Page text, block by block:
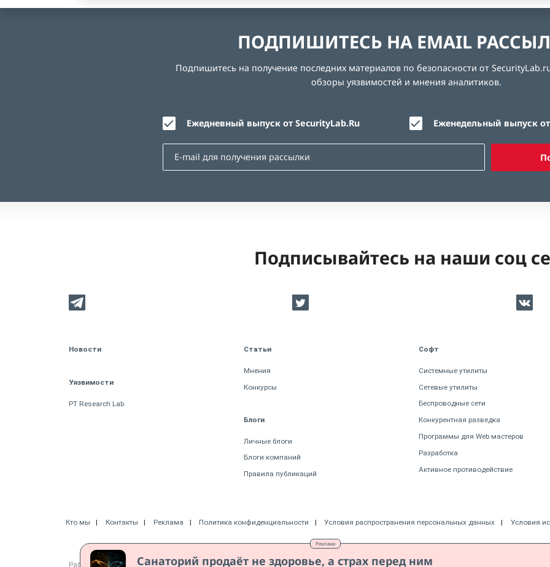
Реклама
Санаторий продаёт не здоровье, а страх перед ним
ПОДПИШИТЕСЬ НА EMAIL
Подпишитесь на получение последних материалов по безопасности от
обзоры уязвимостей и мнения аналитиков.
Ежедневный выпуск от SecurityLab.Ru Еженедельный выпуск
Подписывайтесь на наши соц
Новости
Уязвимости
PT Research Lab
Статьи
Мнения
Конкурсы
Блоги
Личные блоги
Блоги компаний
Правила публикаций
Софт
Системные утилиты
Сетевые утилиты
Беспроводные сети
Конкурентная разведка
Программы для Web мастеров
Разработка
Активное противодействие
Кто мы Контакты Реклама Политика конфиденциальности Условия распространения персональных данных Условия
Работает на CMS "1С-Битрикс: Управление сайтом"